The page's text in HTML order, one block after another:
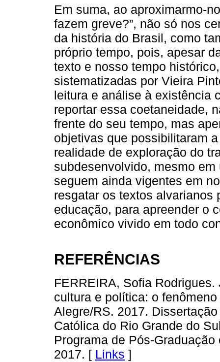
Em suma, ao aproximarmo-
fazem greve?”, não só nos
da história do Brasil, como
próprio tempo, pois, apesar
texto e nosso tempo
sistematizadas por Vieira
leitura e análise à existência
reportar essa coetaneidade,
frente do seu tempo, mas
objetivas que possibilitaram
realidade de exploração do
subdesenvolvido, mesmo
seguem ainda vigentes em
resgatar os textos alvarianos
educação, para apreender o
econômico vivido em todo
REFERÊNCIAS
FERREIRA, Sofia
cultura e política: o
Alegre/RS. 2017.
Católica do Rio Grande do
Programa de Pós-
2017. [ Links ]